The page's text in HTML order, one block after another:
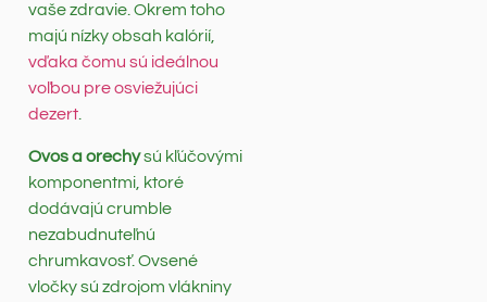
vaše zdravie. Okrem toho
majú nízky obsah kalórií,
vďaka čomu sú ideálnou
voľbou pre osviežujúci
dezert.
Ovos a orechysú kľúčovými
komponentmi, ktoré
dodávajú crumble
nezabudnuteľnú
chrumkavosť. Ovsené
vločky sú zdrojom vlákniny